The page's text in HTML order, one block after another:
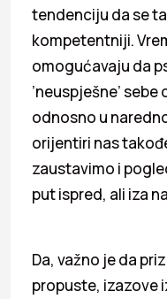
tendenciju da se
kompetentniji.
omogućavaju da
’neuspješne’
odnosno u
orijentiri nas
zaustavimo i
put ispred, ali iza
Da, važno je da
propuste, izazove